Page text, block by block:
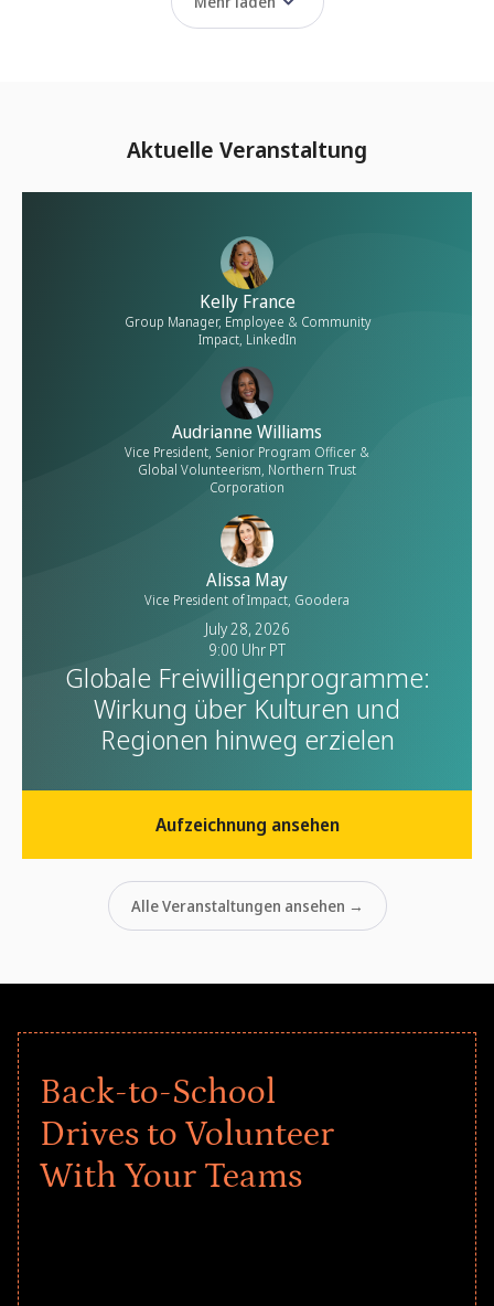
Aktuelle Veranstaltung
Kelly France
Group Manager, Employee & Community
Impact, LinkedIn
Audrianne Williams
Vice President, Senior Program Officer &
Global Volunteerism, Northern Trust
Corporation
Alissa May
Vice President of Impact, Goodera
July 28, 2026
9:00 Uhr PT
Globale Freiwilligenprogramme:
Wirkung über Kulturen und
Regionen hinweg erzielen
Aufzeichnung ansehen
Alle Veranstaltungen ansehen →
Back-to-School
Drives to Volunteer
With Your Teams